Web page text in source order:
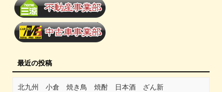
最近の投稿
北九州 小倉 焼き鳥 焼酎 日本酒 ざん新